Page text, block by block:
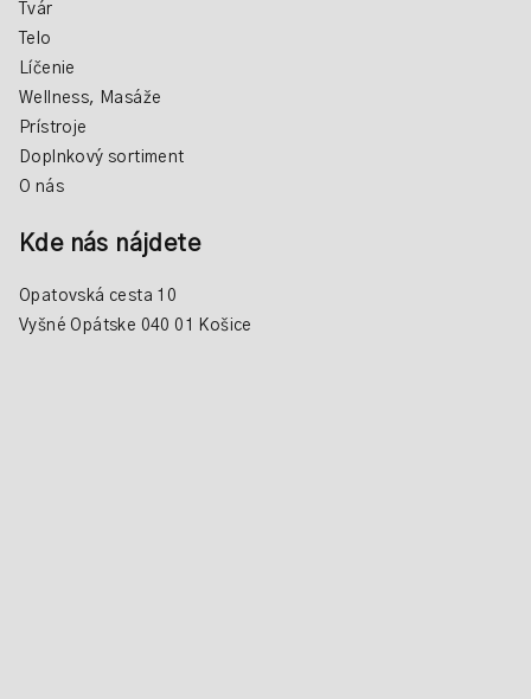
Tvár
Telo
Líčenie
Wellness, Masáže
Prístroje
Doplnkový sortiment
O nás
Kde nás nájdete
Opatovská cesta 10
Vyšné Opátske 040 01 Košice